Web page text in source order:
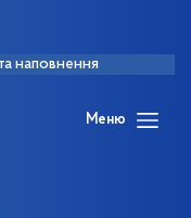
наповнення
Меню